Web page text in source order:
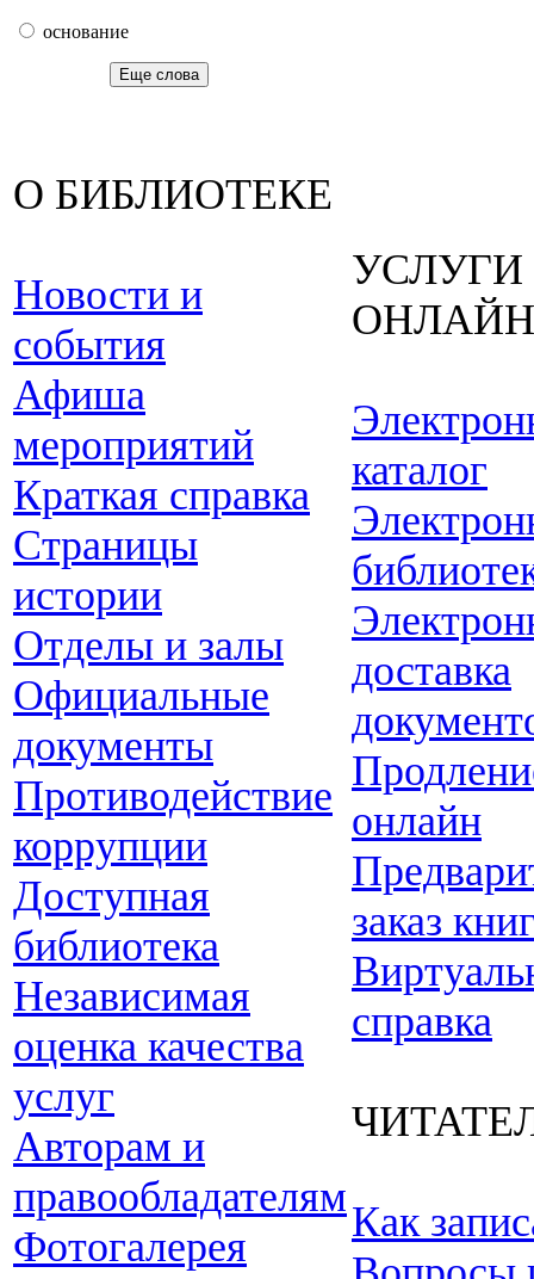
основание
Еще слова
О БИБЛИОТЕКЕ
Новости и
события
Афиша
мероприятий
Краткая справка
Страницы
истории
Отделы и залы
Официальные
документы
Противодействие
коррупции
Доступная
библиотека
Независимая
оценка качества
услуг
Авторам и
правообладателям
Фотогалерея
УСЛУГИ
ОНЛАЙН
каталог
доставка
онлайн
заказ
справка
Как